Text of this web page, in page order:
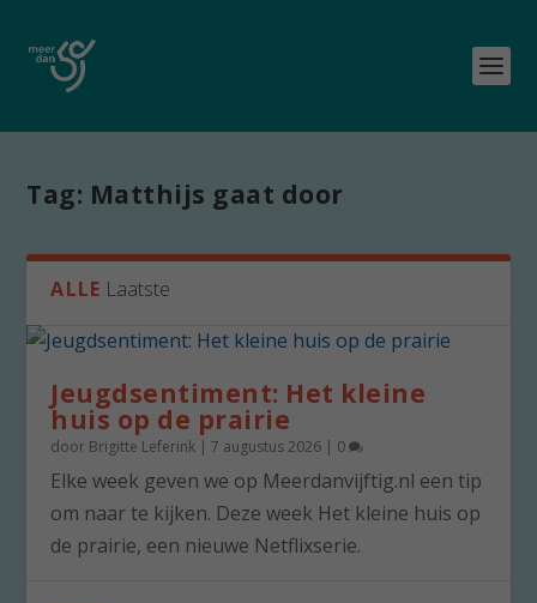
Tag: Matthijs gaat door
ALLE Laatste
Jeugdsentiment: Het kleine
huis op de prairie
door Brigitte Leferink |7 augustus 2026 | 0
Elke week geven we op Meerdanvijftig.nl een tip
om naar te kijken. Deze week Het kleine huis op
de prairie, een nieuwe Netflixserie.